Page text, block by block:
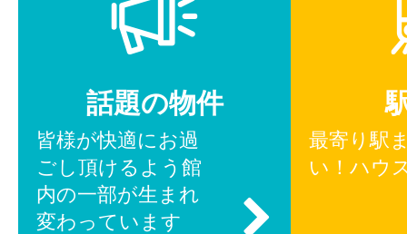
話題の物件
皆様が快適にお過
ごし頂けるよう館
内の一部が生まれ
変わっています
最寄り駅
い！ハウ